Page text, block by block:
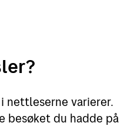
nettleserne varierer.
besøket du hadde på